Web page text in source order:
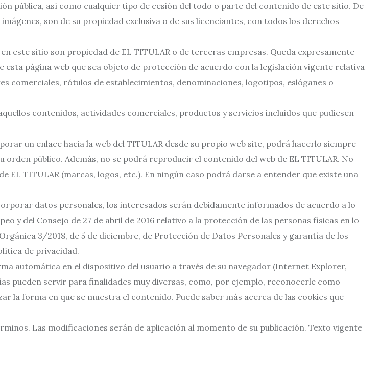
pública, así como cualquier tipo de cesión del todo o parte del contenido de este sitio. De
son de su propiedad exclusiva o de sus licenciantes, con todos los derechos
este sitio son propiedad de EL TITULAR o de terceras empresas. Queda expresamente
página web que sea objeto de protección de acuerdo con la legislación vigente relativa
comerciales, rótulos de establecimientos, denominaciones, logotipos, eslóganes o
contenidos, actividades comerciales, productos y servicios incluidos que pudiesen
un enlace hacia la web del TITULAR desde su propio web site, podrá hacerlo siempre
público. Además, no se podrá reproducir el contenido del web de EL TITULAR. No
TITULAR (marcas, logos, etc.). En ningún caso podrá darse a entender que existe una
datos personales, los interesados serán debidamente informados de acuerdo a lo
y del Consejo de 27 de abril de 2016 relativo a la protección de las personas físicas en lo
3/2018, de 5 de diciembre, de Protección de Datos Personales y garantía de los
de privacidad.
automática en el dispositivo del usuario a través de su navegador (Internet Explorer,
pueden servir para finalidades muy diversas, como, por ejemplo, reconocerle como
la forma en que se muestra el contenido. Puede saber más acerca de las cookies que
Las modificaciones serán de aplicación al momento de su publicación. Texto vigente